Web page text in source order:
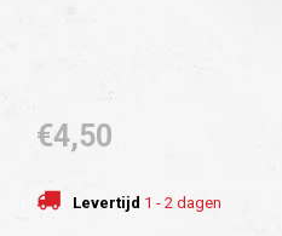
€4,50
Levertijd 1 - 2 dagen